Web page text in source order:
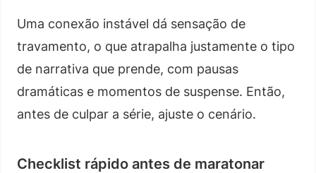
Uma conexão instável dá sensação de
travamento, o que atrapalha justamente o tipo
de narrativa que prende, com pausas
dramáticas e momentos de suspense. Então,
antes de culpar a série, ajuste o cenário.
Checklist rápido antes de maratonar